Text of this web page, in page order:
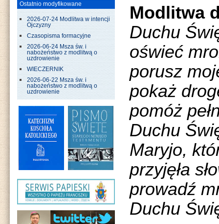
Ostatnio modyfikowane
2026-07-24 Modlitwa w intencji
Ojczyzny
Czasopisma formacyjne
2026-06-24 Msza św. i
nabożeństwo z modlitwą o
uzdrowienie
WIECZERNIK
2026-06-22 Msza św. i
nabożeństwo z modlitwą o
uzdrowienie
Modlitwa
Duchu
oświeć
porusz
pokaż
pomóż
Duchu
Maryjo,
przyjęła
prowadź
Duchu